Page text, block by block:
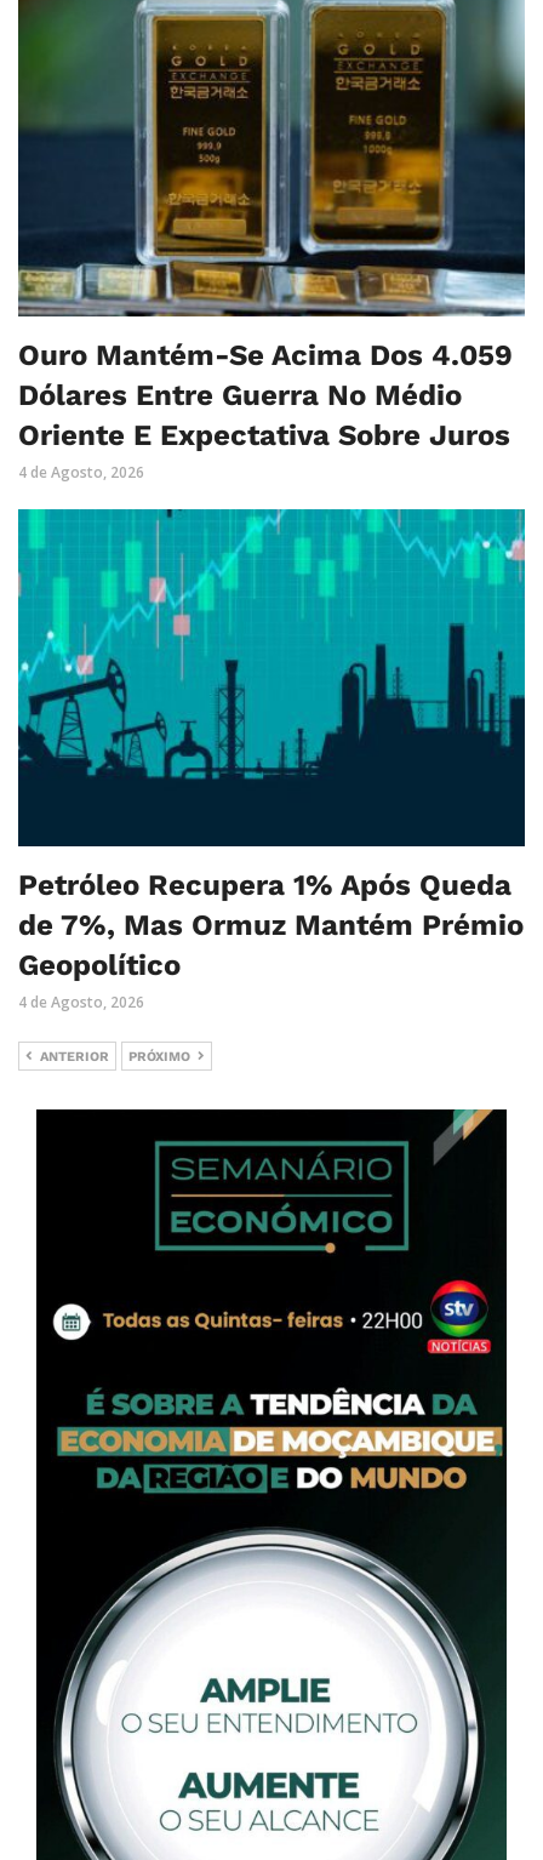
Ouro Mantém-Se Acima Dos 4.059
Dólares Entre Guerra No Médio
Oriente E Expectativa Sobre Juros
4 de Agosto, 2026
Petróleo Recupera 1% Após Queda
de 7%, Mas Ormuz Mantém Prémio
Geopolítico
4 de Agosto, 2026
ANTERIOR PRÓXIMO